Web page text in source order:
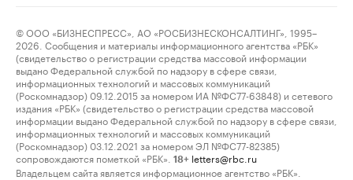
© ООО «БИЗНЕСПРЕСС», АО «РОСБИЗНЕСКОНСАЛТИНГ», 1995–
2026. Сообщения и материалы информационного агентства «РБК»
(свидетельство о регистрации средства массовой информации
выдано Федеральной службой по надзору в сфере связи,
информационных технологий и массовых коммуникаций
(Роскомнадзор) 09.12.2015 за номером ИА №ФС77-63848) и сетевого
издания «РБК» (свидетельство о регистрации средства массовой
информации выдано Федеральной службой по надзору в сфере связи,
информационных технологий и массовых коммуникаций
(Роскомнадзор) 03.12.2021 за номером ЭЛ №ФС77-82385)
сопровождаются пометкой «РБК».
18+ letters@rbc.ru
Владельцем сайта является информационное агентство «РБК».